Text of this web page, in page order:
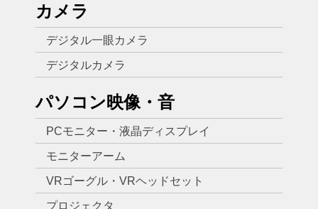
カメラ
デジタル一眼カメラ
デジタルカメラ
パソコン映像・音
PCモニター・液晶ディスプレイ
モニターアーム
VRゴーグル・VRヘッドセット
プロジェクタ